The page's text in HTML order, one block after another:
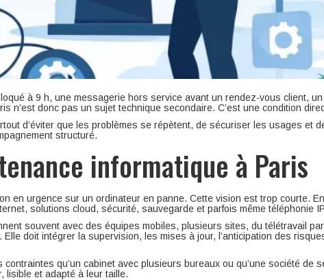
à 9 h, une messagerie hors service avant un rendez-vous client,
n’est donc pas un sujet technique secondaire. C’est une condition
d’éviter que les problèmes se répètent, de sécuriser les usages et
structuré.
informatique à Paris
en urgence sur un ordinateur en panne. Cette vision est trop courte.
solutions cloud, sécurité, sauvegarde et parfois même téléphonie
souvent avec des équipes mobiles, plusieurs sites, du télétravail
doit intégrer la supervision, les mises à jour, l’anticipation des
qu’un cabinet avec plusieurs bureaux ou qu’une société
lisible et adapté à leur taille.